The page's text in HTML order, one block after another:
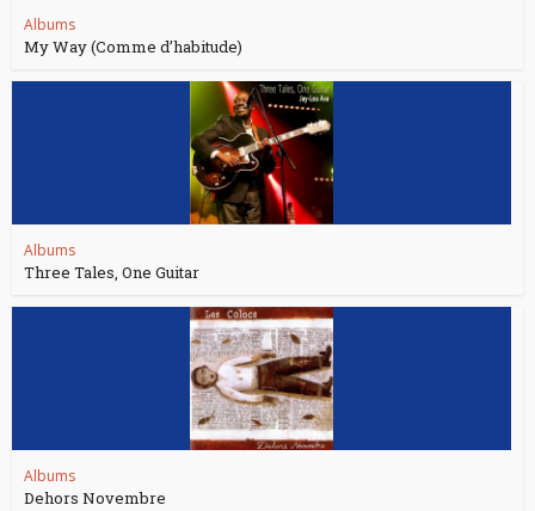
Albums
My Way (Comme d’habitude)
Albums
Three Tales, One Guitar
Albums
Dehors Novembre